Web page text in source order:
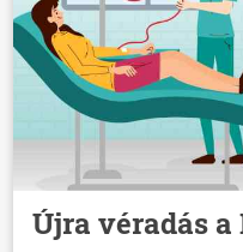
Újra véradás